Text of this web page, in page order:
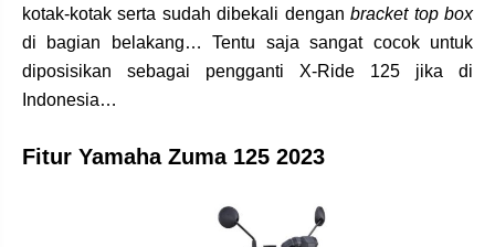
kotak-kotak serta sudah dibekali denganbracket top box
di bagian belakang… Tentu saja sangat cocok untuk
diposisikan sebagai pengganti X-Ride 125 jika di
Indonesia…
Fitur Yamaha Zuma 125 2023